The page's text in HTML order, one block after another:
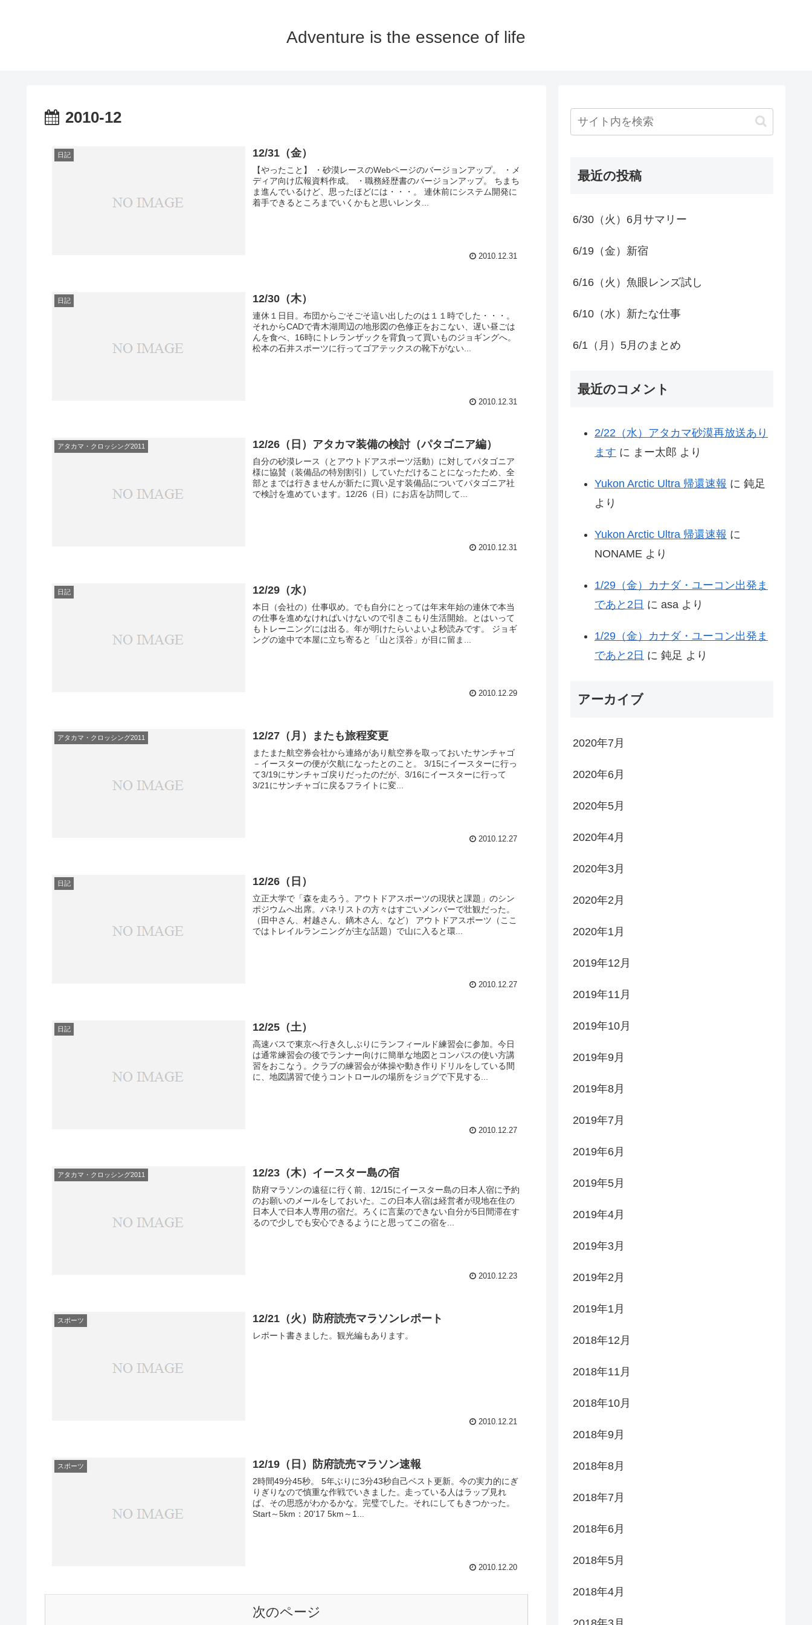
Adventure is the essence of life
2010-12
日記 12/31（金）
【やったこと】 ・砂漠レースのWebページのバージョンアップ。 ・メ
ディア向け広報資料作成。 ・職務経歴書のバージョンアップ。 ちまち
ま進んでいるけど、思ったほどには・・・。 連休前にシステム開発に
着手できるところまでいくかもと思いレンタ...
2010.12.31
日記 12/30（木）
連休１日目。布団からごそごそ這い出したのは１１時でした・・・。
それからCADで青木湖周辺の地形図の色修正をおこない、遅い昼ごは
んを食べ、16時にトレランザックを背負って買いものジョギングへ。
松本の石井スポーツに行ってゴアテックスの靴下がない...
2010.12.31
アタカマ・クロッシング2011 12/26（日）アタカマ装備の検討（パタゴニア編）
自分の砂漠レース（とアウトドアスポーツ活動）に対してパタゴニア
様に協賛（装備品の特別割引）していただけることになったため、全
部とまでは行きませんが新たに買い足す装備品についてパタゴニア社
で検討を進めています。12/26（日）にお店を訪問して...
2010.12.31
日記 12/29（水）
本日（会社の）仕事収め。でも自分にとっては年末年始の連休で本当
の仕事を進めなければいけないので引きこもり生活開始。とはいって
もトレーニングには出る。年が明けたらいよいよ秒読みです。 ジョギ
ングの途中で本屋に立ち寄ると「山と渓谷」が目に留ま...
2010.12.29
アタカマ・クロッシング2011 12/27（月）またも旅程変更
またまた航空券会社から連絡があり航空券を取っておいたサンチャゴ
－イースターの便が欠航になったとのこと。 3/15にイースターに行っ
て3/19にサンチャゴ戻りだったのだが、3/16にイースターに行って
3/21にサンチャゴに戻るフライトに変...
2010.12.27
日記 12/26（日）
立正大学で「森を走ろう。アウトドアスポーツの現状と課題」のシン
ポジウムへ出席。パネリストの方々はすごいメンバーで壮観だった。
（田中さん、村越さん、鏑木さん、など） アウトドアスポーツ（ここ
ではトレイルランニングが主な話題）で山に入ると環...
2010.12.27
日記 12/25（土）
高速バスで東京へ行き久しぶりにランフィールド練習会に参加。今日
は通常練習会の後でランナー向けに簡単な地図とコンパスの使い方講
習をおこなう。クラブの練習会が体操や動き作りドリルをしている間
に、地図講習で使うコントロールの場所をジョグで下見する...
2010.12.27
アタカマ・クロッシング2011 12/23（木）イースター島の宿
防府マラソンの遠征に行く前、12/15にイースター島の日本人宿に予約
のお願いのメールをしておいた。この日本人宿は経営者が現地在住の
日本人で日本人専用の宿だ。ろくに言葉のできない自分が5日間滞在す
るので少しでも安心できるようにと思ってこの宿を...
2010.12.23
スポーツ 12/21（火）防府読売マラソンレポート
レポート書きました。観光編もあります。
2010.12.21
スポーツ 12/19（日）防府読売マラソン速報
2時間49分45秒。 5年ぶりに3分43秒自己ベスト更新。今の実力的にぎ
りぎりなので慎重な作戦でいきました。走っている人はラップ見れ
ば、その思惑がわかるかな。完璧でした。それにしてもきつかった。
Start～5km：20'17 5km～1...
2010.12.20
次のページ
最近の投稿
6/30（火）6月サマリー
6/19（金）新宿
6/16（火）魚眼レンズ試し
6/10（水）新たな仕事
6/1（月）5月のまとめ
最近のコメント
2/22（水）アタカマ砂漠再放送あり
ます に まー太郎 より
Yukon Arctic Ultra 帰還速報 に 鈍足
より
Yukon Arctic Ultra 帰還速報 に
NONAME より
1/29（金）カナダ・ユーコン出発ま
であと2日 に asa より
1/29（金）カナダ・ユーコン出発ま
であと2日 に 鈍足 より
アーカイブ
2020年7月
2020年6月
2020年5月
2020年4月
2020年3月
2020年2月
2020年1月
2019年12月
2019年11月
2019年10月
2019年9月
2019年8月
2019年7月
2019年6月
2019年5月
2019年4月
2019年3月
2019年2月
2019年1月
2018年12月
2018年11月
2018年10月
2018年9月
2018年8月
2018年7月
2018年6月
2018年5月
2018年4月